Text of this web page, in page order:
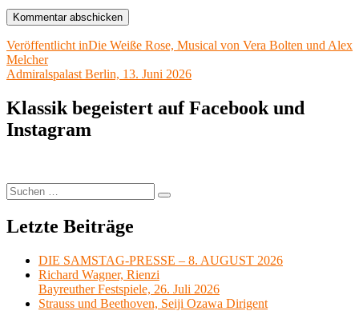
Beitragsnavigation
Veröffentlicht inDie Weiße Rose, Musical von Vera Bolten und Alex
Melcher
Admiralspalast Berlin, 13. Juni 2026
Klassik begeistert auf Facebook und
Instagram
Suchen
nach:
Suchen
Letzte Beiträge
DIE SAMSTAG-PRESSE – 8. AUGUST 2026
Richard Wagner, Rienzi
Bayreuther Festspiele, 26. Juli 2026
Strauss und Beethoven, Seiji Ozawa Dirigent